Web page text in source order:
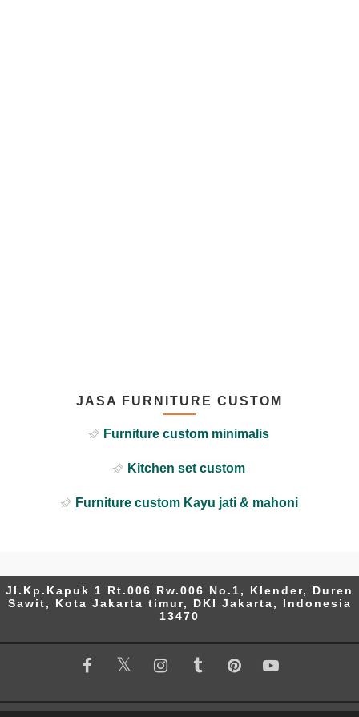
JASA FURNITURE CUSTOM
Furniture custom minimalis
Kitchen set custom
Furniture custom Kayu jati & mahoni
Jl.Kp.Kapuk 1 Rt.006 Rw.006 No.1, Klender, Duren
Sawit, Kota Jakarta timur, DKI Jakarta, Indonesia
13470